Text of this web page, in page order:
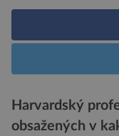
Harvardský
obsažených v